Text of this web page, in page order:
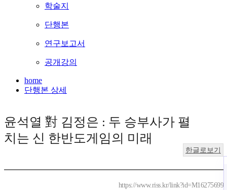
학술지
단행본
연구보고서
공개강의
home
단행본 상세
윤석열 對 김정은 : 두 승부사가 펼
치는 신 한반도게임의 미래
한글로보기
https://www.riss.kr/link?id=M16275699